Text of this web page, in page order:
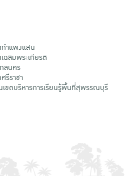
กําแพงแสน
ฉลิมพระเกียรติ
ลนคร
รีราชา
เขตบริหารการเรียนรู้พื้นที่สุพรรณบุรี